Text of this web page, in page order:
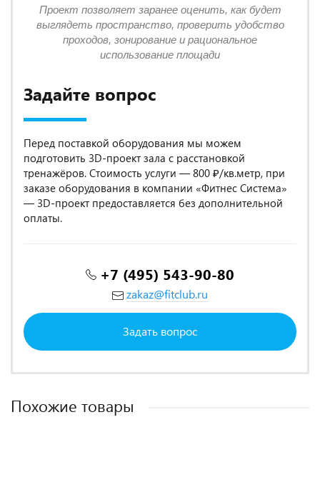
Задайте вопрос
Перед поставкой оборудования мы можем
подготовить 3D-проект зала с расстановкой
тренажёров. Стоимость услуги — 800 ₽/кв.метр, при
заказе оборудования в компании «Фитнес Система»
— 3D-проект предоставляется без дополнительной
оплаты.
+7 (495) 543-90-80
zakaz@fitclub.ru
Задать вопрос
Проект позволяет заранее оценить, как будет
выглядеть пространство, проверить удобство
проходов, зонирование и рациональное
использование площади
Похожие товары